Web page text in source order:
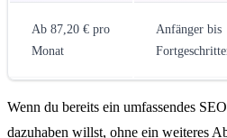
Ab 87,20 € pro
Monat
Anfänger bis
Wenn du bereits ein umfassendes
dazuhaben willst, ohne ein weiteres